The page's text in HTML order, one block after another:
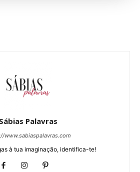
Sábias Palavras
www.sabiaspalavras.com
à tua imaginação, identifica-te!